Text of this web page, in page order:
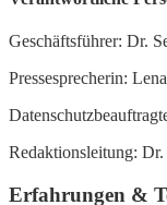
Geschäftsführer: Dr.
Pressesprecherin:
Redaktionsleitung:
Erfahrungen &